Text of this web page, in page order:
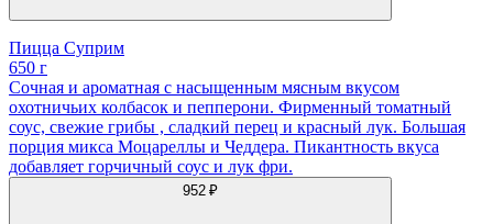
Пицца Суприм
650 г
Сочная и ароматная с насыщенным мясным вкусом
охотничьих колбасок и пепперони. Фирменный томатный
соус, свежие грибы , сладкий перец и красный лук. Большая
порция микса Моцареллы и Чеддера. Пикантность вкуса
добавляет горчичный соус и лук фри.
952 ₽